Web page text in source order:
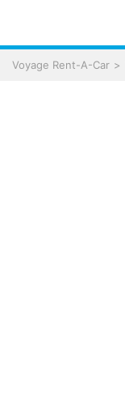
Voyage Rent-A-Car